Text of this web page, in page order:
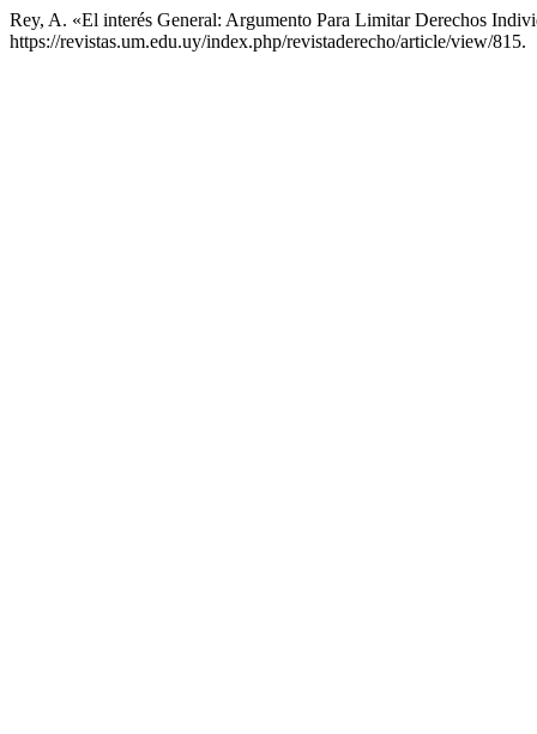
Rey, A. «El interés General: Argumento Para Limitar Derechos
https://revistas.um.edu.uy/index.php/revistaderecho/article/view/815.